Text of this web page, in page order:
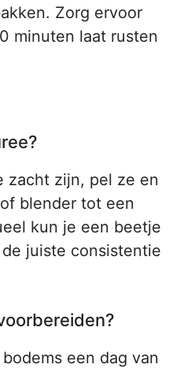
Zorg ervoor
minuten laat rusten
zacht zijn, pel ze en
blender tot een
kun je een beetje
juiste consistentie
een dag van